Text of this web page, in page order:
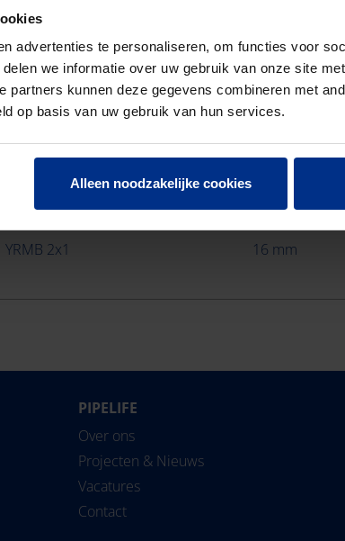
advertenties te personaliseren, om functies voor
we informatie over uw gebruik van onze site
partners kunnen deze gegevens combineren met
op basis van uw gebruik van hun services.
Alleen noodzakelijke cookies
Type draden/kabel
YRMB 2x1 16 mm
PIPELIFE
Over ons
Projecten & Nieuws
Vacatures
Contact